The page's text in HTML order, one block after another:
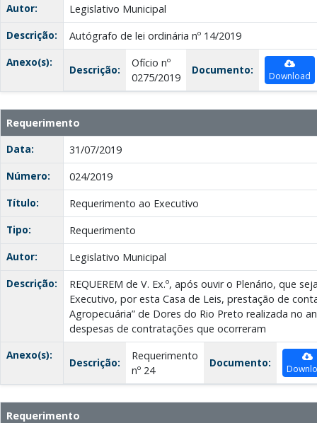
Autor:
Legislativo Municipal
Descrição:
Autógrafo de lei ordinária nº 14/2019
Anexo(s):
Descrição:
Ofício nº
0275/2019
Documento: Download
Requerimento
Data:
31/07/2019
Número:
024/2019
Título:
Requerimento ao Executivo
Tipo:
Requerimento
Autor:
Legislativo Municipal
Descrição:
REQUEREM de V. Ex.º, após ouvir o Plenário, que
Executivo, por esta Casa de Leis, prestação de
Agropecuária” de Dores do Rio Preto realizada no
despesas de contratações que ocorreram
Anexo(s):
Descrição:
Requerimento
nº 24
Documento:
Requerimento